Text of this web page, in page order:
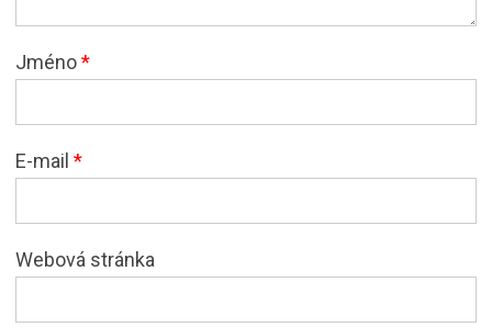
Jméno*
E-mail *
Webová stránka